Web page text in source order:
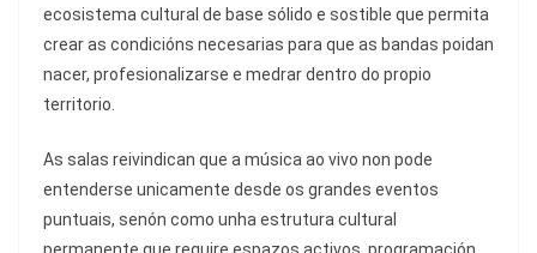
ecosistema cultural de base sólido e sostible que permita
crear as condicións necesarias para que as bandas poidan
nacer, profesionalizarse e medrar dentro do propio
territorio.
As salas reivindican que a música ao vivo non pode
entenderse unicamente desde os grandes eventos
puntuais, senón como unha estrutura cultural